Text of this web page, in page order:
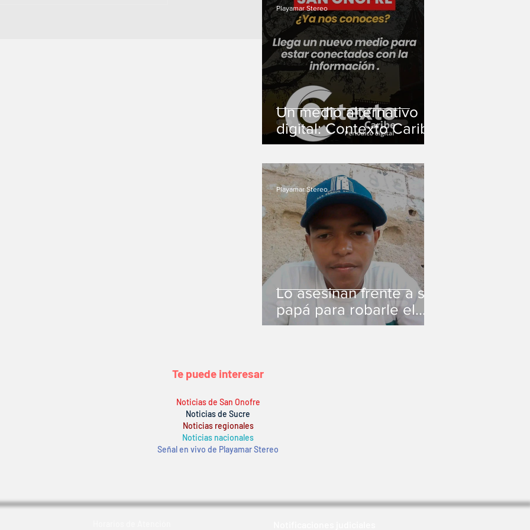
Un medio alternativo
digital: Contexto Caribe
Playamar Stereo
Lo asesinan frente a su
papá para robarle el
celular
Playamar Stereo
Te puede interesar
Noticias de San Onofre
Noticias de Sucre
Noticias regionales
Noticias nacionales
Señal en vivo de Playamar Stereo